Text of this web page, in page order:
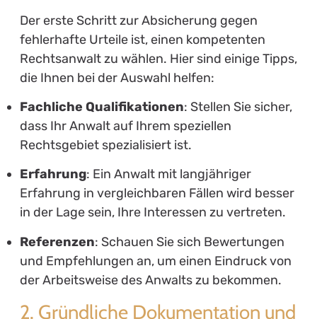
Der erste Schritt zur Absicherung gegen
fehlerhafte Urteile ist, einen kompetenten
Rechtsanwalt zu wählen. Hier sind einige Tipps,
die Ihnen bei der Auswahl helfen:
Fachliche Qualifikationen: Stellen Sie sicher,
dass Ihr Anwalt auf Ihrem speziellen
Rechtsgebiet spezialisiert ist.
Erfahrung: Ein Anwalt mit langjähriger
Erfahrung in vergleichbaren Fällen wird besser
in der Lage sein, Ihre Interessen zu vertreten.
Referenzen: Schauen Sie sich Bewertungen
und Empfehlungen an, um einen Eindruck von
der Arbeitsweise des Anwalts zu bekommen.
2. Gründliche Dokumentation und